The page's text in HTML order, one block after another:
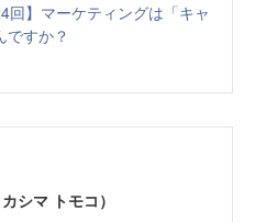
回】マーケティングは「キャ
ですか？
シマ トモコ）